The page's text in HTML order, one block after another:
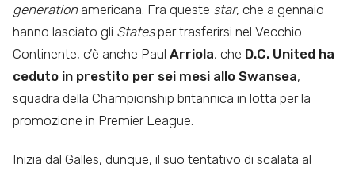
generationamericana. Fra queste star, che a gennaio
hanno lasciato gli Statesper trasferirsi nel Vecchio
Continente, c’è anche Paul Arriola, che D.C. United ha
ceduto in prestito per sei mesi allo Swansea,
squadra della Championship britannica in lotta per la
promozione in Premier League.
Inizia dal Galles, dunque, il suo tentativo di scalata al